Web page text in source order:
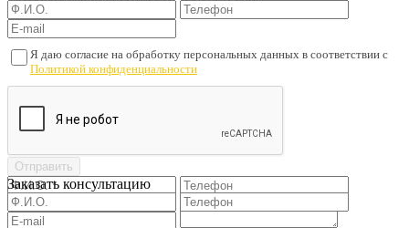
Я даю согласие на обработку персональных данных в соответствии с
Политикой конфиденциальности
Заказать консультацию